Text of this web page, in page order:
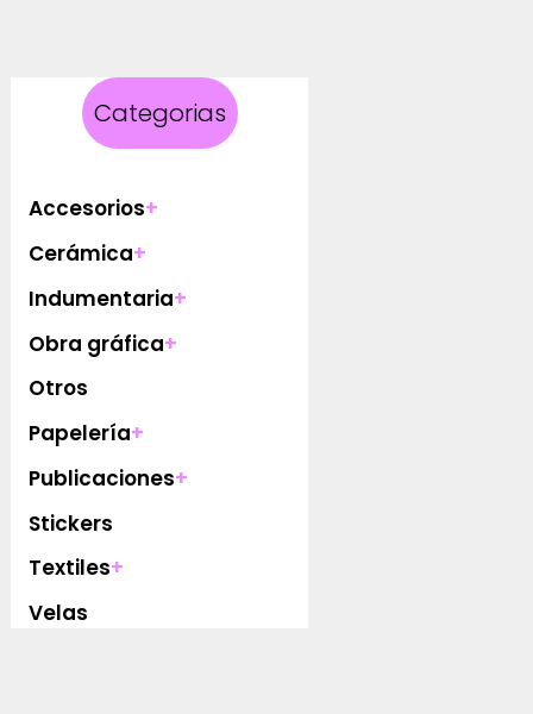
Categorias
Accesorios+
Cerámica+
Indumentaria+
Obra gráfica+
Otros
Papelería+
Publicaciones+
Stickers
Textiles+
Velas